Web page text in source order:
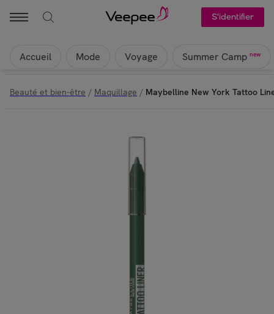
S'identifier
Accueil Mode Voyage Summer Camp new
Beauté et bien-être / Maquillage / Maybelline New York Tattoo